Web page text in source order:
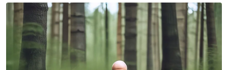
Artikel Disyorkan
GLOBAL